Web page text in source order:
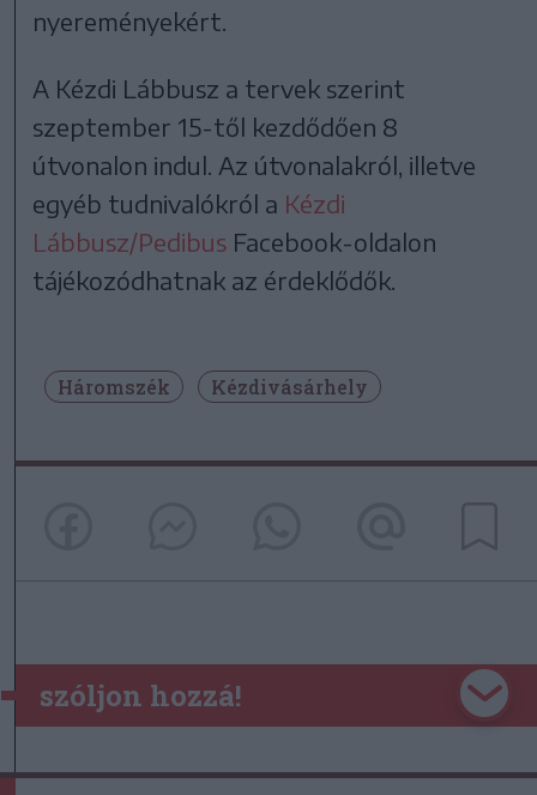
nyereményekért.
A Kézdi Lábbusz a tervek szerint
szeptember 15-től kezdődően 8
útvonalon indul. Az útvonalakról, illetve
egyéb tudnivalókról a Kézdi
Lábbusz/Pedibus Facebook-oldalon
tájékozódhatnak az érdeklődők.
Háromszék Kézdivásárhely
szóljon hozzá!